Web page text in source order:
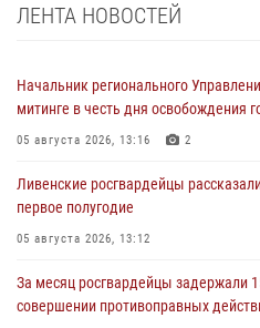
ЛЕНТА НОВОСТЕЙ
Начальник регионального
митинге в честь дня освобождения
05 августа 2026, 13:16 2
Ливенские росгвардейцы
первое полугодие
05 августа 2026, 13:12
За месяц росгвардейцы задержали
совершении противоправных